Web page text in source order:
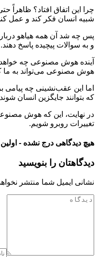
شبیه انسان فکر کند و عمل
و به سوالات پیچیده پاسخ
آینده هوش مصنوعی چه
هوش مصنوعی می‌تواند به ما
اما این عقب‌نشینی چه پیامی
که بتوانند جایگزین انسان
در نهایت، این که هوش
تغییرات روبرو شویم.
هیچ دیدگاهی درج نشده - اولین
دیدگاهتان را بنویسید
نشانی ایمیل شما منتشر